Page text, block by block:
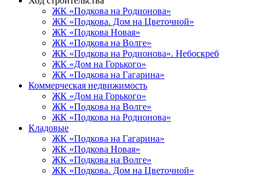
ЖК «Подкова на Родионова»
ЖК «Подкова. Дом на Цветочной»
ЖК «Подкова Новая»
ЖК «Подкова на Волге»
ЖК «Подкова на Родионова». Небоскреб
ЖК «Дом на Горького»
ЖК «Подкова на Гагарина»
Коммерческая недвижимость
ЖК «Дом на Горького»
ЖК «Подкова на Волге»
ЖК «Подкова на Родионова»
Кладовые
ЖК «Подкова на Гагарина»
ЖК «Подкова Новая»
ЖК «Подкова на Волге»
ЖК «Подкова. Дом на Цветочной»